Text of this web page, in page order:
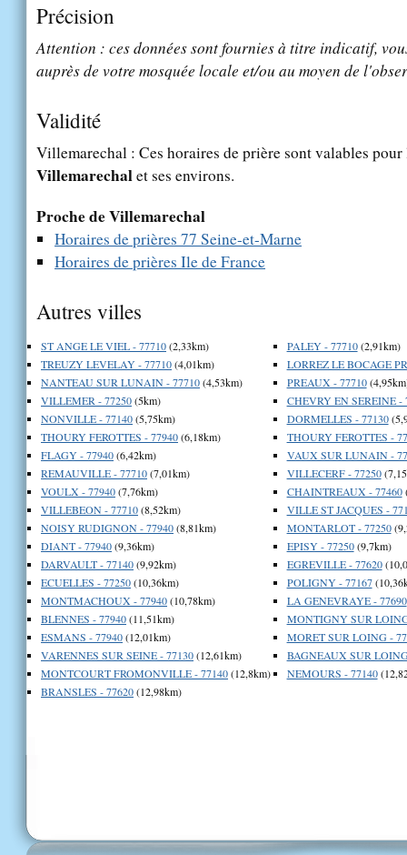
Précision
Attention : ces données sont fournies à titre indicatif,
auprès de votre mosquée locale et/ou au moyen de
Validité
Villemarechal : Ces horaires de prière sont valables
Villemarechalet ses environs.
Proche de Villemarechal
Horaires de prières 77 Seine-et-Marne
Horaires de prières Ile de France
Autres villes
ST ANGE LE VIEL - 77710(2,33km)
TREUZY LEVELAY - 77710(4,01km)
NANTEAU SUR LUNAIN - 77710(4,53km)
VILLEMER - 77250(5km)
NONVILLE - 77140(5,75km)
THOURY FEROTTES - 77940(6,18km)
FLAGY - 77940(6,42km)
REMAUVILLE - 77710(7,01km)
VOULX - 77940(7,76km)
VILLEBEON - 77710(8,52km)
NOISY RUDIGNON - 77940(8,81km)
DIANT - 77940(9,36km)
DARVAULT - 77140(9,92km)
ECUELLES - 77250(10,36km)
MONTMACHOUX - 77940(10,78km)
BLENNES - 77940(11,51km)
ESMANS - 77940(12,01km)
VARENNES SUR SEINE - 77130(12,61km)
MONTCOURT FROMONVILLE - 77140(12,8km)
BRANSLES - 77620(12,98km)
PALEY - 77710(2,91km)
LORREZ LE BOCAGE
PREAUX - 77710
CHEVRY EN SEREINE -
DORMELLES - 77130
THOURY FEROTTES -
VAUX SUR LUNAIN -
VILLECERF - 77250
CHAINTREAUX - 77460
VILLE ST JACQUES -
MONTARLOT - 77250
EPISY - 77250(9,7km)
EGREVILLE - 77620
POLIGNY - 77167
LA GENEVRAYE - 77690
MONTIGNY SUR
MORET SUR LOING -
BAGNEAUX SUR
NEMOURS - 77140